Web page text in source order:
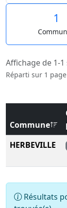
1
Affichage de 1-
Réparti sur 1 page
Commune
HERBEVILLE
Résultats